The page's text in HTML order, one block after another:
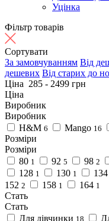
Уцінка
Фільтр товарів
Сортувати
За замовчуванням Від
дешевих Від старих до
Ціна 285 - 2499 грн
Ціна
Виробник
Виробник
H&M 6 Mango 16
Розміри
Розміри
80 1 92 5 98 2
128 1 130 1 134
152 2 158 1 164 1
Стать
Стать
Для дівчинки 18